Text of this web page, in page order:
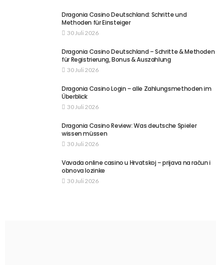
Dragonia Casino Deutschland: Schritte und
Methoden für Einsteiger
30 Juli 2026
Dragonia Casino Deutschland – Schritte & Methoden
für Registrierung, Bonus & Auszahlung
30 Juli 2026
Dragonia Casino Login – alle Zahlungsmethoden im
Überblick
30 Juli 2026
Dragonia Casino Review: Was deutsche Spieler
wissen müssen
30 Juli 2026
Vavada online casino u Hrvatskoj – prijava na račun i
obnova lozinke
30 Juli 2026